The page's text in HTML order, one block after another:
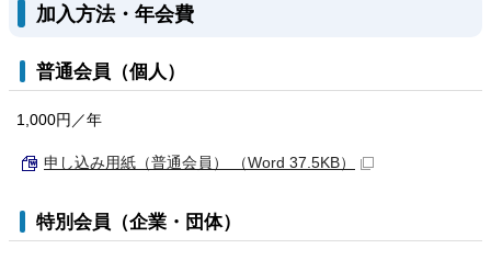
加入方法・年会費
普通会員（個人）
1,000円／年
申し込み用紙（普通会員） （Word 37.5KB）
特別会員（企業・団体）